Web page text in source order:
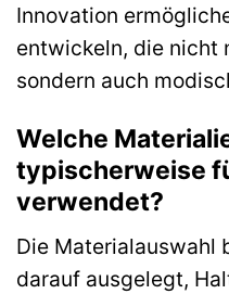
Innovation
entwickeln, die nicht
sondern auch
Welche
typischerweise
verwendet?
Die Materialauswahl
darauf ausgelegt,